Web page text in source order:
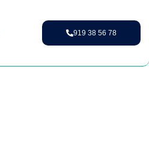
919 38 56 78